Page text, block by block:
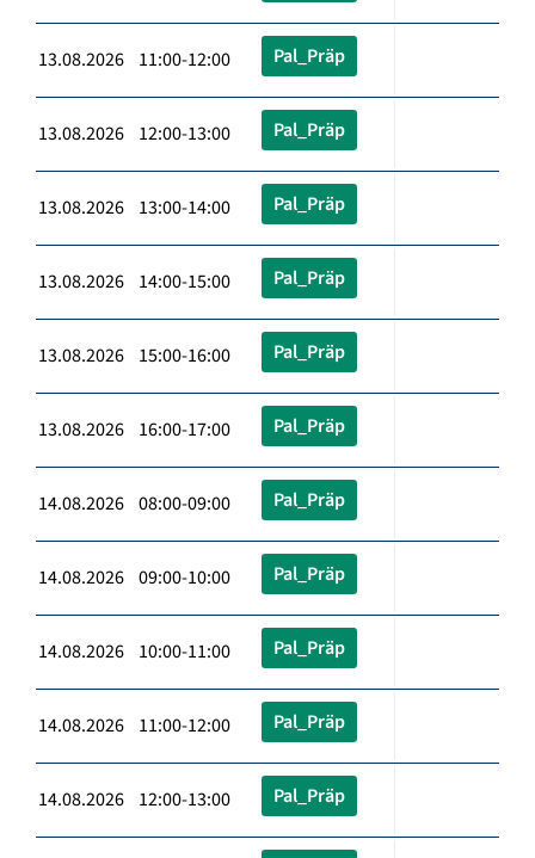
13.08.2026 11:00-12:00 Pal_Präp
13.08.2026 12:00-13:00 Pal_Präp
13.08.2026 13:00-14:00 Pal_Präp
13.08.2026 14:00-15:00 Pal_Präp
13.08.2026 15:00-16:00 Pal_Präp
13.08.2026 16:00-17:00 Pal_Präp
14.08.2026 08:00-09:00 Pal_Präp
14.08.2026 09:00-10:00 Pal_Präp
14.08.2026 10:00-11:00 Pal_Präp
14.08.2026 11:00-12:00 Pal_Präp
14.08.2026 12:00-13:00 Pal_Präp